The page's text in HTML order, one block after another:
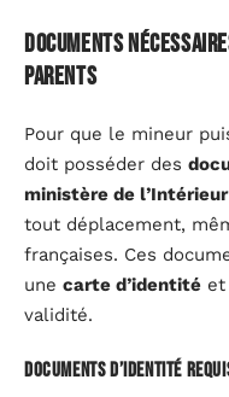
Documents
parents
Pour que le mineur
doit posséder des
ministère de l’Intérieur
tout déplacement,
françaises. Ces
une carte d’identité et
validité.
Documents d’identité